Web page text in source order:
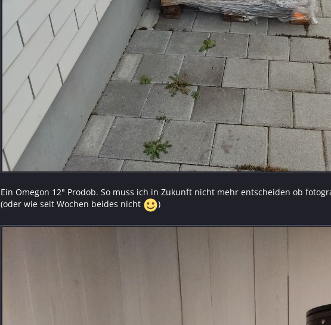
Ein Omegon 12" Prodob. So muss ich in Zukunft nicht mehr entscheiden ob
(oder wie seit Wochen beides nicht
)